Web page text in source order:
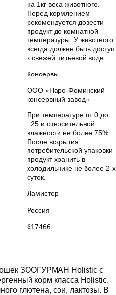
на 1кг веса животного.
Перед кормлением
рекомендуется довести
продукт до комнатной
температуры. У животного
всегда должен быть доступ
к свежей питьевой воде.
Консервы
ООО «Наро-Фоминский
консервный завод»
При температуре от 0 до
+25 и относительной
влажности не более 75%.
После вскрытия
потребительской упаковки
продукт хранить в
холодильнике не более 2-х
суток.
Ламистер
Россия
617466
ЗООГУРМАН Holistic с
корм класса Holistic.
глютена, сои, лактозы. В